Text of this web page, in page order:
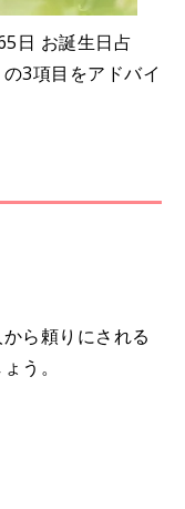
日 お誕生日占
3項目をアドバイ
ら頼りにされる
う。